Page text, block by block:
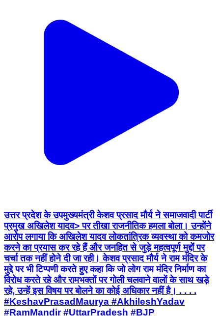
उत्तर प्रदेश के उपमुख्यमंत्री केशव प्रसाद मौर्य ने समाजवादी पार्टी
प्रमुख अखिलेश यादव> पर तीखा राजनीतिक हमला बोला। उन्होंने
आरोप लगाया कि अखिलेश यादव लोकतांत्रिक व्यवस्था को कमजोर
करने का प्रयास कर रहे हैं और जनहित से जुड़े महत्वपूर्ण मुद्दों पर
चर्चा तक नहीं होने दी जा रही। केशव प्रसाद मौर्य ने राम मंदिर के
मुद्दे पर भी टिप्पणी करते हुए कहा कि जो लोग राम मंदिर निर्माण का
विरोध करते रहे और रामभक्तों पर गोली चलवाने वालों के साथ खड़े
रहे, उन्हें इस विषय पर बोलने का कोई अधिकार नहीं है। . . . .
#KeshavPrasadMaurya #AkhileshYadav
#RamMandir #UttarPradesh #BJP